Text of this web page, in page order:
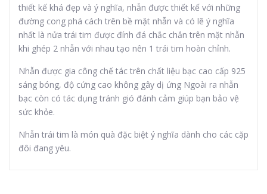
thiết kế khá đẹp và ý nghĩa, nhẫn được thiết kế với những
đường cong phá cách trên bề mặt nhẫn và có lẽ ý nghĩa
nhất là nửa trái tim được đính đá chắc chắn trên mặt nhẫn
khi ghép 2 nhẫn với nhau tạo nên 1 trái tim hoàn chỉnh.
Nhẫn được gia công chế tác trên chất liệu bạc cao cấp 925
sáng bóng, độ cứng cao không gây dị ứng Ngoài ra nhẫn
bạc còn có tác dụng tránh gió đánh cảm giúp bạn bảo vệ
sức khỏe.
Nhẫn trái tim là món quà đặc biệt ý nghĩa dành cho các cặp
đôi đang yêu.